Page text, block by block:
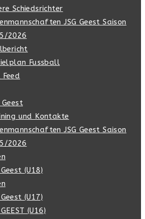
Schiedsrichter
JSG Geest Saison
2026
Fussball
Feed
Geest
und Kontakte
JSG Geest Saison
2026
Geest (U18)
Geest (U17)
(U16)